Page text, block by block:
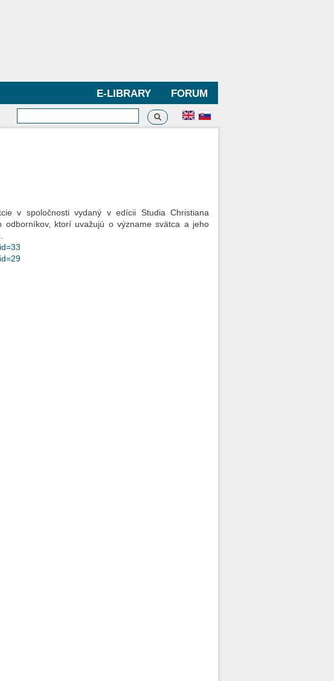
FORUM
E-LIBRARY
Search form
Search
v spoločnosti vydaný v edícii Studia Christiana
ktorí uvažujú o význame svätca a jeho